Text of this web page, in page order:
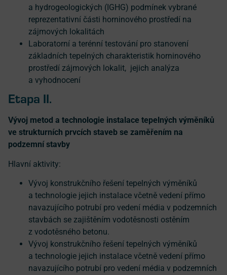
a hydrogeologických (IGHG) podmínek vybrané
reprezentativní části horninového prostředí na
zájmových lokalitách
Laboratorní a terénní testování pro stanovení
základních tepelných charakteristik horninového
prostředí zájmových lokalit, jejich analýza
a vyhodnocení
Etapa II.
Vývoj metod a technologie instalace tepelných výměníků
ve strukturních prvcích staveb se zaměřením na
podzemní stavby
Hlavní aktivity:
Vývoj konstrukčního řešení tepelných výměníků
a technologie jejich instalace včetně vedení přímo
navazujícího potrubí pro vedení média v podzemních
stavbách se zajištěním vodotěsnosti ostěním
z vodotěsného betonu.
Vývoj konstrukčního řešení tepelných výměníků
a technologie jejich instalace včetně vedení přímo
navazujícího potrubí pro vedení média v podzemních